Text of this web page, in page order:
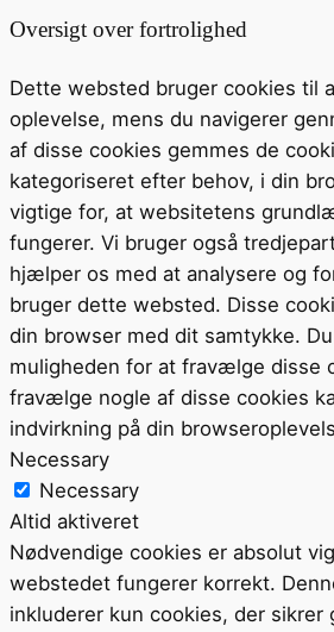
Oversigt over fortrolighed
Dette websted bruger cookies til
oplevelse, mens du navigerer
af disse cookies gemmes de
kategoriseret efter behov, i din
vigtige for, at websitetens
fungerer. Vi bruger også
hjælper os med at analysere og
bruger dette websted. Disse
din browser med dit samtykke.
muligheden for at fravælge disse
fravælge nogle af disse cookies
indvirkning på din
Necessary
Necessary
Altid aktiveret
Nødvendige cookies er absolut
webstedet fungerer korrekt.
inkluderer kun cookies, der